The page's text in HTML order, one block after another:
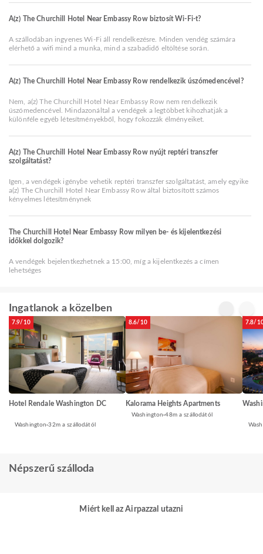
A(z) The Churchill Hotel Near Embassy Row biztosít Wi-Fi-t?
A szállodában ingyenes Wi-Fi áll rendelkezésre. Minden vendég számára
elérhető a wifi mind a munka, mind a szabadidő eltöltése során.
A(z) The Churchill Hotel Near Embassy Row rendelkezik úszómedencével?
Nem, a(z) The Churchill Hotel Near Embassy Row nem rendelkezik
úszómedencével. Mindazonáltal a vendégek a legtöbbet kihozhatják a
különféle egyéb létesítményekből, hogy fokozzák élményeiket.
A(z) The Churchill Hotel Near Embassy Row nyújt reptéri transzfer
szolgáltatást?
Igen, a vendégek igénybe vehetik reptéri transzfer szolgáltatást, amely egyike
a(z) The Churchill Hotel Near Embassy Row által biztosított számos
kényelmes létesítménynek
The Churchill Hotel Near Embassy Row milyen be- és kijelentkezési
időkkel dolgozik?
A vendégek bejelentkezhetnek a 15:00, míg a kijelentkezés a címen
lehetséges
Ingatlanok a közelben
7.9/10
Hotel Rendale Washington DC
Washington 32m a szállodától
8.6/10
Kalorama Heights Apartments
Washington 48m a szállodától
7.8/
Népszerű szálloda
Miért kell az Airpazzal utazni